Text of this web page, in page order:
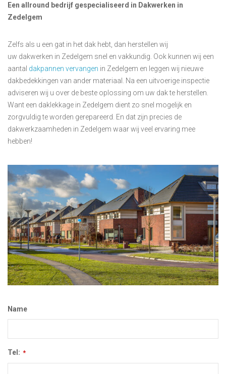
Een allround bedrijf gespecialiseerd in Dakwerken in
Zedelgem
Zelfs als u een gat in het dak hebt, dan herstellen wij
uw dakwerken in Zedelgem snel en vakkundig. Ook kunnen wij een
aantal dakpannen vervangen in Zedelgem en leggen wij nieuwe
dakbedekkingen van ander materiaal. Na een uitvoerige inspectie
adviseren wij u over de beste oplossing om uw dak te herstellen.
Want een daklekkage in Zedelgem dient zo snel mogelijk en
zorgvuldig te worden gerepareerd. En dat zijn precies de
dakwerkzaamheden in Zedelgem waar wij veel ervaring mee
hebben!
Name
Tel: *